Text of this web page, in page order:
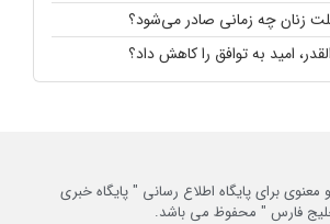
زنان چه زمانی صادر می‌شود؟
امید به توافق را کاهش داد؟
برای پایگاه اطلاع رسانی " پایگاه خبری
فارس " محفوظ می باشد.